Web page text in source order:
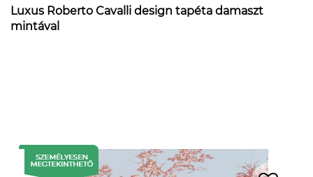
Luxus Roberto Cavalli design tapéta damaszt
mintával